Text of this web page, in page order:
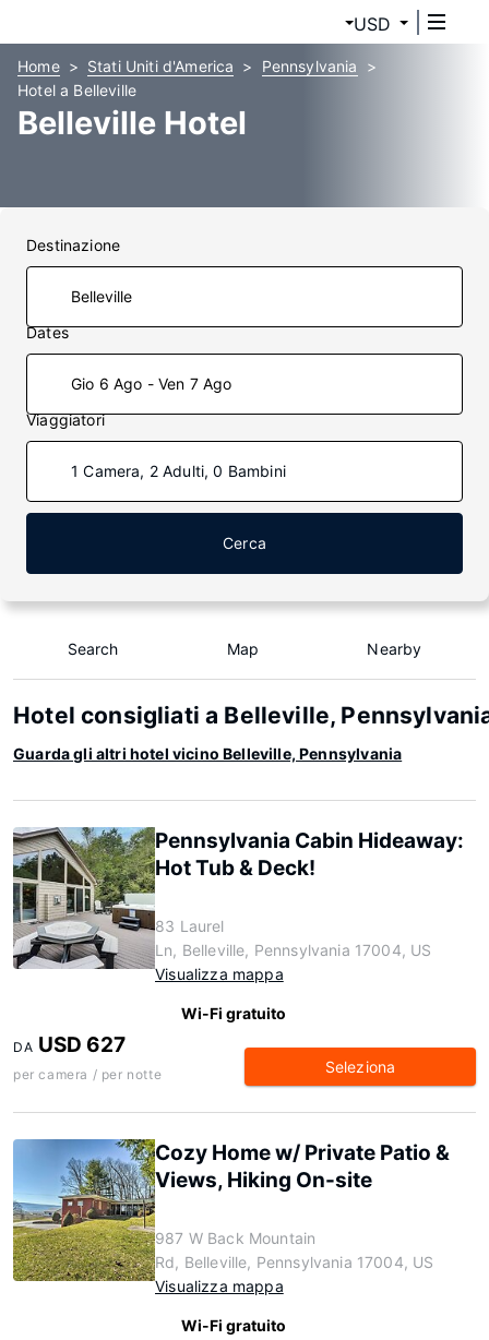
USD
Home Stati Uniti d'America
Pennsylvania
Hotel a Belleville
Belleville Hotel
Destinazione
Dates
Gio 6 Ago - Ven 7 Ago
Viaggiatori
1 Camera, 2 Adulti, 0 Bambini
Cerca
Search Map Nearby
Hotel consigliati a Belleville,
Guarda gli altri hotel vicino Belleville, Pennsylvania
Pennsylvania Cabin Hideaway:
Hot Tub & Deck!
83 Laurel
Ln, Belleville, Pennsylvania 17004, US
Visualizza mappa
Wi-Fi gratuito
DA USD 627
per camera / per notte Seleziona
Cozy Home w/ Private Patio &
Views, Hiking On-site
987 W Back Mountain
Rd, Belleville, Pennsylvania 17004, US
Visualizza mappa
Wi-Fi gratuito